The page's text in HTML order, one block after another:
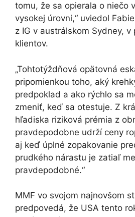
tomu, že sa opierala o niečo
vysokej úrovni,“ uviedol
z IG v austrálskom Sydney, v
klientov.
„Tohtotýždňová opätovná
pripomienkou toho, aký
predpoklad a ako rýchlo sa
zmeniť, keď sa otestuje. Z
hľadiska riziková prémia z
pravdepodobne udrží ceny
aj keď úplné zopakovanie
prudkého nárastu je zatiaľ
pravdepodobné.“
MMF vo svojom najnovšom
predpovedá, že USA tento